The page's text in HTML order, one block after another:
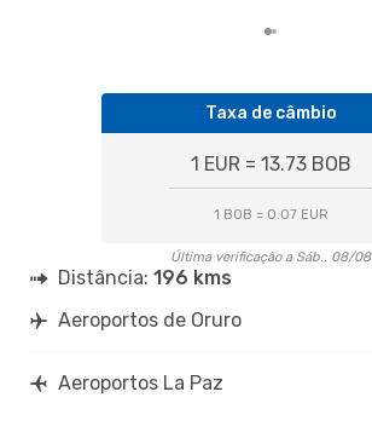
Taxa de câmbio
1 EUR = 13.73 BOB
1 BOB = 0.07 EUR
Última verificação a Sáb., 08/08
Distância: 196 kms
Aeroportos de Oruro
Aeroportos La Paz